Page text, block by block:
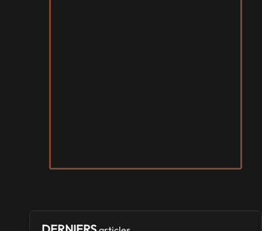
Arcadia GeekFest 2026
SALONS & CONVENTIONS GEEKS
Ponta Geek 2026